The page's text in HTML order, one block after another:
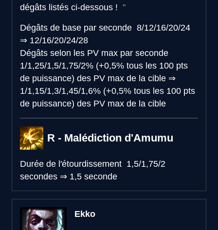
dégâts listés ci-dessous !
Dégâts de base par seconde 8/12/16/20/24
⇒ 12/16/20/24/28
Dégâts selon les PV max par seconde
1/1,25/1,5/1,75/2% (+0,5% tous les 100 pts
de puissance) des PV max de la cible ⇒
1/1,15/1,3/1,45/1,6% (+0,5% tous les 100 pts
de puissance) des PV max de la cible
R - Malédiction d'Amumu
Durée de l'étourdissement 1,5/1,75/2
secondes ⇒ 1,5 seconde
Ekko